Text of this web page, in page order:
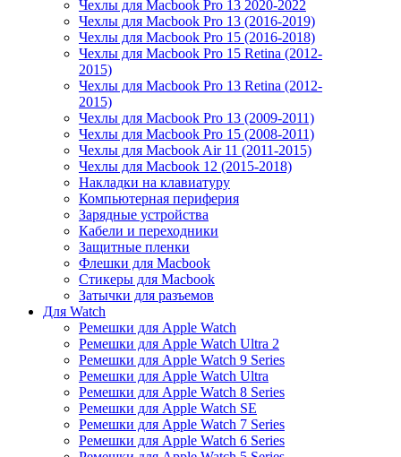
Чехлы для Macbook Pro 13 2020-2022
Чехлы для Macbook Pro 13 (2016-2019)
Чехлы для Macbook Pro 15 (2016-2018)
Чехлы для Macbook Pro 15 Retina (2012-
2015)
Чехлы для Macbook Pro 13 Retina (2012-
2015)
Чехлы для Macbook Pro 13 (2009-2011)
Чехлы для Macbook Pro 15 (2008-2011)
Чехлы для Macbook Air 11 (2011-2015)
Чехлы для Macbook 12 (2015-2018)
Накладки на клавиатуру
Компьютерная периферия
Зарядные устройства
Кабели и переходники
Защитные пленки
Флешки для Macbook
Стикеры для Macbook
Затычки для разъемов
Для Watch
Ремешки для Apple Watch
Ремешки для Apple Watch Ultra 2
Ремешки для Apple Watch 9 Series
Ремешки для Apple Watch Ultra
Ремешки для Apple Watch 8 Series
Ремешки для Apple Watch SE
Ремешки для Apple Watch 7 Series
Ремешки для Apple Watch 6 Series